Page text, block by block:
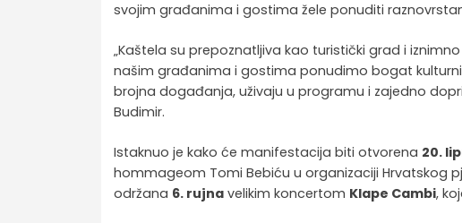
svojim građanima i gostima žele ponuditi
„Kaštela su prepoznatljiva kao turistički grad i
našim građanima i gostima ponudimo bogat
brojna događanja, uživaju u programu i zajedno
Budimir.
Istaknuo je kako će manifestacija biti otvorena 20.
hommageom Tomi Bebiću u organizaciji Hrvatskog
održana 6. rujna velikim koncertom Klape Cambi,